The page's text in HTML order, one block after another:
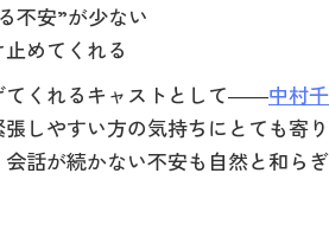
不安”が少ない
めてくれる
てくれるキャストとして――中村
しやすい方の気持ちにとても寄
話が続かない不安も自然と和ら